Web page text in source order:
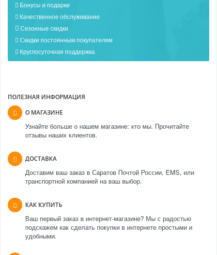
Бонусы и подарки
Качественное обслуживание
Сезонные скидки
Скидки постоянным покупателям
Круглосуточная поддержка
ПОЛЕЗНАЯ ИНФОРМАЦИЯ
О МАГАЗИНЕ
Узнайте больше о нашем магазине: кто мы. Прочитайте
отзывы наших клиентов.
ДОСТАВКА
Доставим ваш заказ в Саратов Почтой России, EMS, или
транспортной компанией на ваш выбор.
КАК КУПИТЬ
Ваш первый заказ в интернет-магазине? Мы с радостью
подскажем как сделать покупки в интернете простыми и
удобными.